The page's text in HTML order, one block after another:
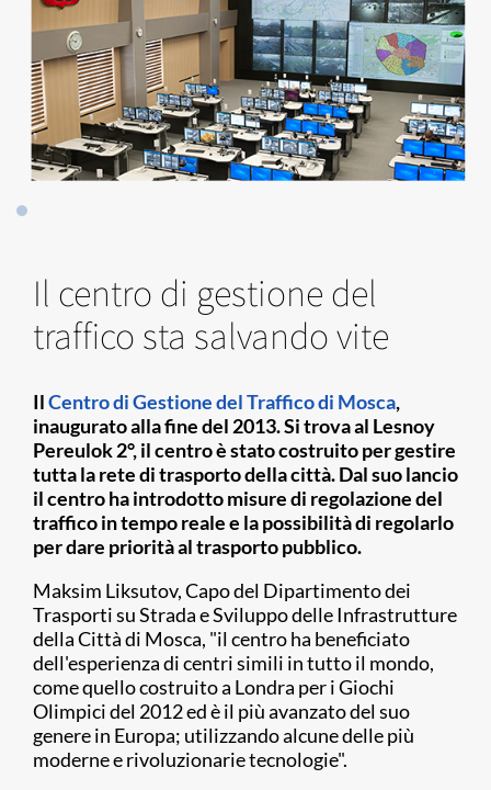
Il centro di gestione del
traffico sta salvando vite
IlCentro di Gestione del Traffico di Mosca,
inaugurato alla fine del 2013. Si trova al Lesnoy
Pereulok 2°, il centro è stato costruito per gestire
tutta la rete di trasporto della città. Dal suo lancio
il centro ha introdotto misure di regolazione del
traffico in tempo reale e la possibilità di regolarlo
per dare priorità al trasporto pubblico.
Maksim Liksutov, Capo del Dipartimento dei
Trasporti su Strada e Sviluppo delle Infrastrutture
della Città di Mosca, "il centro ha beneficiato
dell'esperienza di centri simili in tutto il mondo,
come quello costruito a Londra per i Giochi
Olimpici del 2012 ed è il più avanzato del suo
genere in Europa; utilizzando alcune delle più
moderne e rivoluzionarie tecnologie".